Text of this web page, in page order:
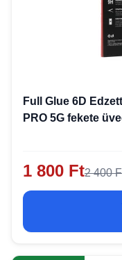
Full Glue 6D
PRO 5G fekete
1 800 Ft2 400